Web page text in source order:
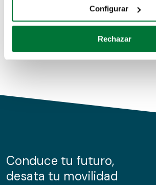
Identificar su dispositivo
para buscar características
Obtenga más información sobre cómo
de cookies.
información sobre el uso que haga del
nuestros partners de redes sociales,
Configurar
Rechazar
Conduce tu futuro,
desata tu movilidad